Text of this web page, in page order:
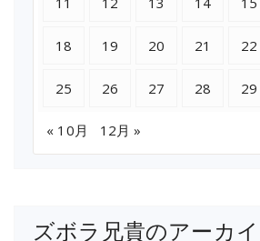
18 19 20 21 22
25 26 27 28 29
« 10月 12月 »
ズボラ兄貴のアーカ